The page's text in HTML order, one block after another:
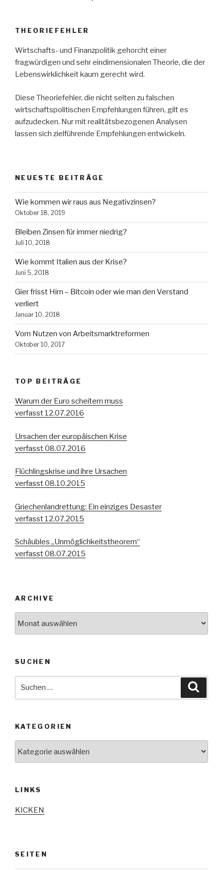
THEORIEFEHLER
Wirtschafts- und Finanzpolitik gehorcht einer
fragwürdigen und sehr eindimensionalen Theorie, die der
Lebenswirklichkeit kaum gerecht wird.
Diese Theoriefehler, die nicht selten zu falschen
wirtschaftspolitischen Empfehlungen führen, gilt es
aufzudecken. Nur mit realitätsbezogenen Analysen
lassen sich zielführende Empfehlungen entwickeln.
NEUESTE BEITRÄGE
Wie kommen wir raus aus Negativzinsen?
Oktober 18, 2019
Bleiben Zinsen für immer niedrig?
Juli 10, 2018
Wie kommt Italien aus der Krise?
Juni 5, 2018
Gier frisst Hirn – Bitcoin oder wie man den Verstand
verliert
Januar 10, 2018
Vom Nutzen von Arbeitsmarktreformen
Oktober 10, 2017
TOP BEITRÄGE
Warum der Euro scheitern muss
verfasst 12.07.2016
Ursachen der europäischen Krise
verfasst 08.07.2016
Flüchlingskrise und ihre Ursachen
verfasst 08.10.2015
Griechenlandrettung: Ein einziges Desaster
verfasst 12.07.2015
Schäubles „Unmöglichkeitstheorem“
verfasst 08.07.2015
ARCHIVE
SUCHEN
KATEGORIEN
LINKS
KICKEN
SEITEN